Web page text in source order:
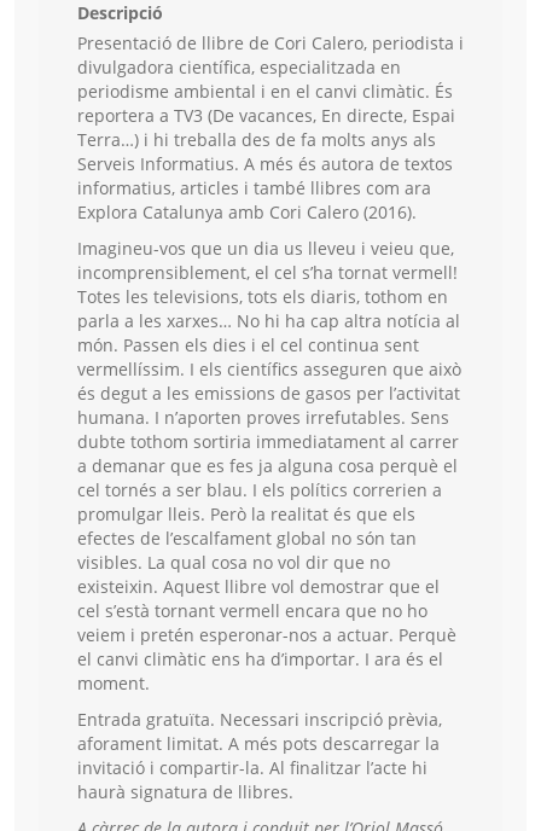
Descripció
Presentació de llibre de Cori Calero, periodista i
divulgadora científica, especialitzada en
periodisme ambiental i en el canvi climàtic. És
reportera a TV3 (De vacances, En directe, Espai
Terra…) i hi treballa des de fa molts anys als
Serveis Informatius. A més és autora de textos
informatius, articles i també llibres com ara
Explora Catalunya amb Cori Calero (2016).
Imagineu-vos que un dia us lleveu i veieu que,
incomprensiblement, el cel s’ha tornat vermell!
Totes les televisions, tots els diaris, tothom en
parla a les xarxes… No hi ha cap altra notícia al
món. Passen els dies i el cel continua sent
vermellíssim. I els científics asseguren que això
és degut a les emissions de gasos per l’activitat
humana. I n’aporten proves irrefutables. Sens
dubte tothom sortiria immediatament al carrer
a demanar que es fes ja alguna cosa perquè el
cel tornés a ser blau. I els polítics correrien a
promulgar lleis. Però la realitat és que els
efectes de l’escalfament global no són tan
visibles. La qual cosa no vol dir que no
existeixin. Aquest llibre vol demostrar que el
cel s’està tornant vermell encara que no ho
veiem i pretén esperonar-nos a actuar. Perquè
el canvi climàtic ens ha d’importar. I ara és el
moment.
Entrada gratuïta. Necessari inscripció prèvia,
aforament limitat. A més pots descarregar la
invitació i compartir-la. Al finalitzar l’acte hi
haurà signatura de llibres.